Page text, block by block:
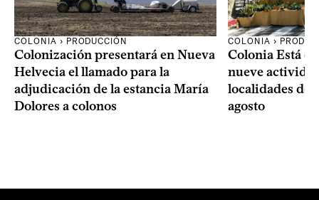
COLONIA › PRODUCCIÓN
Colonización presentará en Nueva
Helvecia el llamado para la
adjudicación de la estancia María
Dolores a colonos
COLONIA ›
Colonia Está
nueve
localidades del
agosto